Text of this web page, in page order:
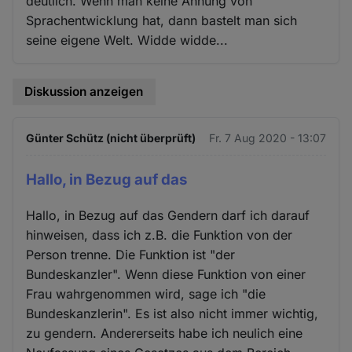
Sprachentwicklung hat, dann bastelt man sich
seine eigene Welt. Widde widde...
Diskussion anzeigen
Günter Schütz (nicht überprüft) Fr. 7 Aug 2020 - 13:07
Hallo, in Bezug auf das
Hallo, in Bezug auf das Gendern darf ich darauf
hinweisen, dass ich z.B. die Funktion von der
Person trenne. Die Funktion ist "der
Bundeskanzler". Wenn diese Funktion von einer
Frau wahrgenommen wird, sage ich "die
Bundeskanzlerin". Es ist also nicht immer wichtig,
zu gendern. Andererseits habe ich neulich eine